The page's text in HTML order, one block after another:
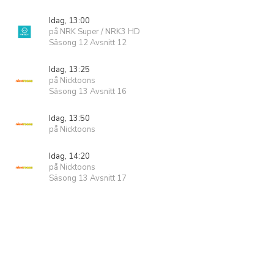
Idag, 13:00
på NRK Super / NRK3 HD
Säsong 12 Avsnitt 12
Idag, 13:25
på Nicktoons
Säsong 13 Avsnitt 16
Idag, 13:50
på Nicktoons
Idag, 14:20
på Nicktoons
Säsong 13 Avsnitt 17